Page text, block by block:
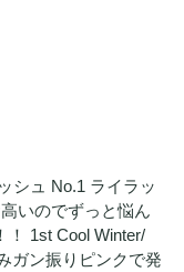
シュ No.1 ライラッ
いのでずっと悩ん
！ 1st Cool Winter/
ガン振りピンクで発